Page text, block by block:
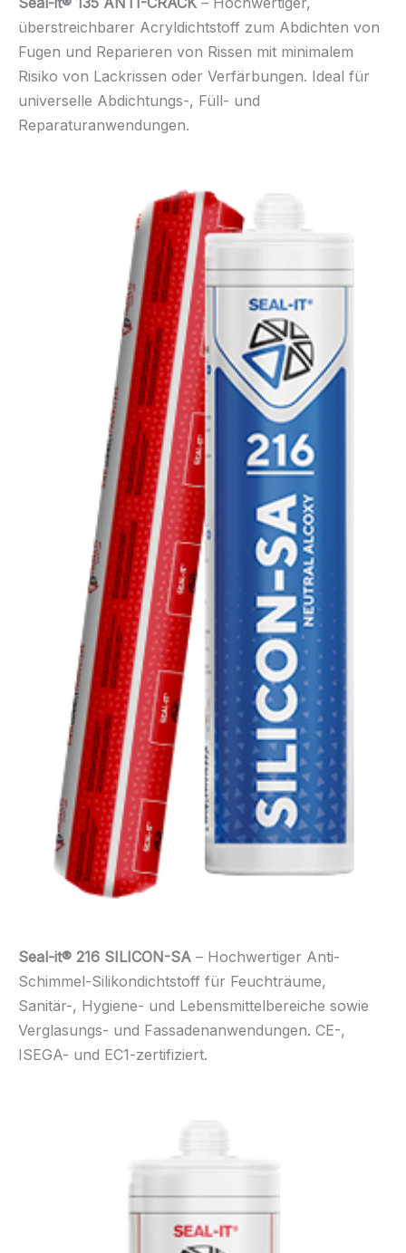
überstreichbarer Acryldichtstoff zum Abdichten von
Fugen und Reparieren von Rissen mit minimalem
Risiko von Lackrissen oder Verfärbungen. Ideal für
universelle Abdichtungs-, Füll- und
Reparaturanwendungen.
Seal-it® 216 SILICON-SA – Hochwertiger Anti-
Schimmel-Silikondichtstoff für Feuchträume,
Sanitär-, Hygiene- und Lebensmittelbereiche sowie
Verglasungs- und Fassadenanwendungen. CE-,
ISEGA- und EC1-zertifiziert.